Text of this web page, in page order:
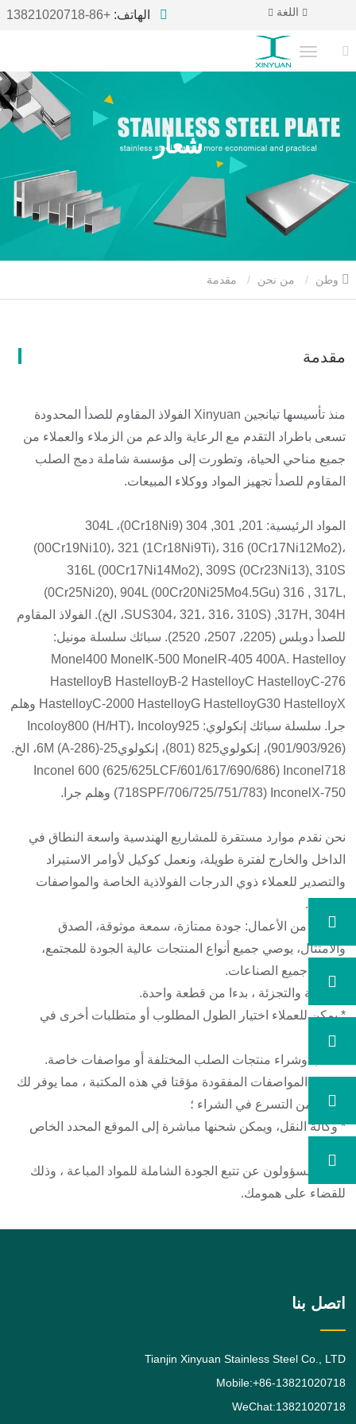
الهاتف: +86-13821020718 اللغة
شعار
من نحن
مقدمة
منذ تأسيسها تيانجين Xinyuan الفولاذ المقاوم للصدأ المحدودة
تسعى باطراد التقدم مع الرعاية والدعم من الزملاء والعملاء من
جميع مناحي الحياة، وتطورت إلى مؤسسة شاملة دمج الصلب
المقاوم للصدأ تجهيز المواد ووكلاء المبيعات.
المواد الرئيسية: 201, 301, 304 (0Cr18Ni9)، 304L
(00Cr19Ni10)، 321 (1Cr18Ni9Ti)، 316 (0Cr17Ni12Mo2)،
316L (00Cr17Ni14Mo2), 309S (0Cr23Ni13), 310S
(0Cr25Ni20), 904L (00Cr20Ni25Mo4.5Gu) 316 , 317L,
317H, 304H, (SUS304، 321، 316، 310S، الخ). الفولاذ المقاوم
للصدأ دوبلس (2205، 2507، 2520). سبائك سلسلة مونيل:
Monel400 MonelK-500 MonelR-405 400A. Hastelloy
HastelloyB HastelloyB-2 HastelloyC HastelloyC-276
HastelloyC-2000 HastelloyG HastelloyG30 HastelloyX وهلم
جرا. سلسلة سبائك إنكولوي: Incoloy800 (H/HT)، Incoloy925
(901/903/926)، إنكولوي825 (801)، إنكولوي25-6M (A-286)، الخ.
Inconel 600 (625/625LCF/601/617/690/686) Inconel718
(718SPF/706/725/751/783) InconelX-750 وهلم جرا.
نحن نقدم موارد مستقرة للمشاريع الهندسية واسعة النطاق في
الداخل والخارج لفترة طويلة، ونعمل كوكيل لأوامر الاستيراد
والتصدير للعملاء ذوي الدرجات الفولاذية الخاصة والمواصفات
الخاصة.
الغرض من الأعمال: جودة ممتازة، سمعة موثوقة، الصدق
والامتثال، يوصي جميع أنواع المنتجات عالية الجودة للمجتمع،
وخدمة جميع الصناعات.
* الجملة والتجزئة ، بدءا من قطعة واحدة.
* يمكن للعملاء اختيار الطول المطلوب أو متطلبات أخرى في
الإرادة؛
* طلب وشراء منتجات الصلب المختلفة أو مواصفات خاصة.
* ضبط المواصفات المفقودة مؤقتا في هذه المكتبة ، مما يوفر لك
العمل من التسرع في الشراء ؛
* وكالة النقل، ويمكن شحنها مباشرة إلى الموقع المحدد الخاص
* نحن مسؤولون عن تتبع الجودة الشاملة للمواد المباعة ، وذلك
للقضاء على همومك.
اتصل بنا
Tianjin Xinyuan Stainless Steel Co., LTD
Mobile:+86-13821020718
WeChat:13821020718